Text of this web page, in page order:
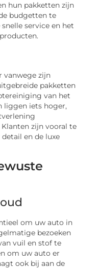
hun pakketten zijn
budgetten te
service en het
vanwege zijn
pakketten
van het
liggen iets hoger,
zijn vooral te
en de luxe
om uw auto in
bezoeken
vuil en stof te
om uw auto er
ook bij aan de